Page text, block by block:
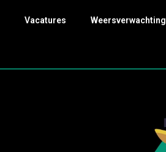
Vacatures Weersverwachting